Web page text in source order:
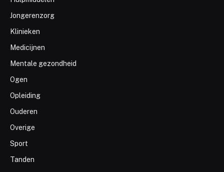
Jongerenzorg
Klinieken
Medicijnen
Mentale gezondheid
Ogen
Opleiding
Ouderen
Overige
Sport
Tanden